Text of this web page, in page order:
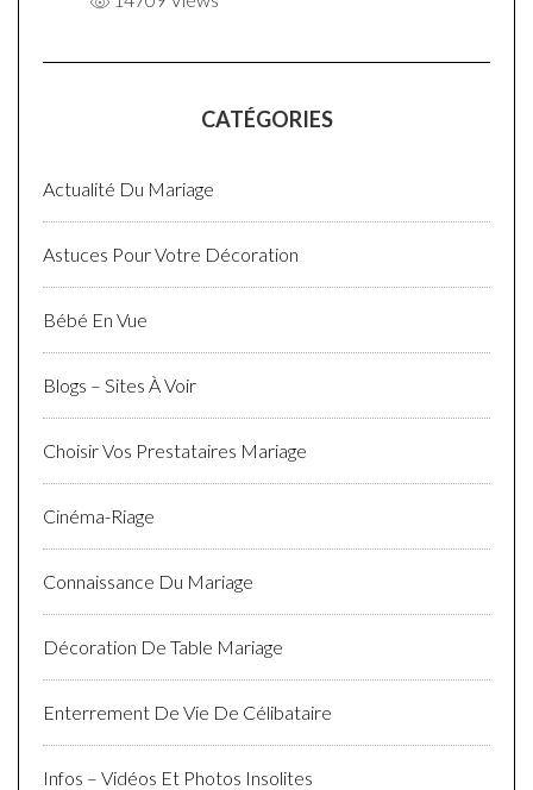
CATÉGORIES
Actualité Du Mariage
Astuces Pour Votre Décoration
Bébé En Vue
Blogs – Sites À Voir
Choisir Vos Prestataires Mariage
Cinéma-Riage
Connaissance Du Mariage
Décoration De Table Mariage
Enterrement De Vie De Célibataire
Infos – Vidéos Et Photos Insolites